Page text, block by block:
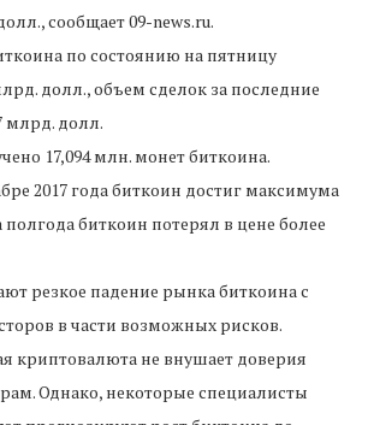
сообщает 09-news.ru.
по состоянию на пятницу
долл., объем сделок за последние
млрд. долл.
17,094 млн. монет биткоина.
2017 года биткоин достиг максимума
полгода биткоин потерял в цене более
резкое падение рынка биткоина с
в части возможных рисков.
криптовалюта не внушает доверия
Однако, некоторые специалисты